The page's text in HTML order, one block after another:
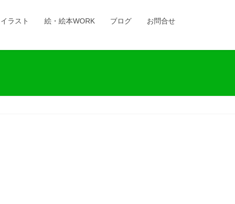
イラスト 絵・絵本WORK ブログ お問合せ